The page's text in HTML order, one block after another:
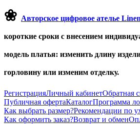
❀ Авторское цифровое ателье
короткие сроки с внесением
модель платья: изменить длину
горловину или изменим отделку.
РегистрацияЛичный кабинетОбратная
Публичная офертаКаталогПрограмма
Как выбрать размер?Рекомендации по
Как оформить заказ?Возврат и обмен